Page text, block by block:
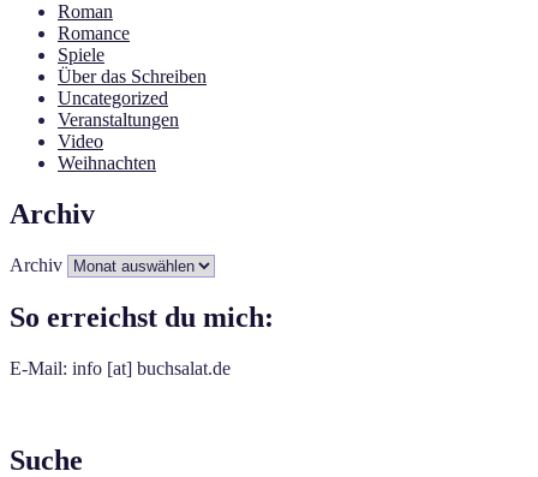
Roman
Romance
Spiele
Über das Schreiben
Uncategorized
Veranstaltungen
Video
Weihnachten
Archiv
Archiv
So erreichst du mich:
E-Mail: info [at] buchsalat.de
Suche